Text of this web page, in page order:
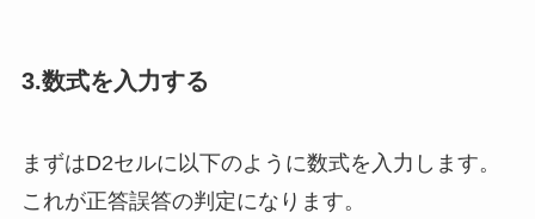
3.数式を入力する
まずはD2セルに以下のように数式を入力します。
これが正答誤答の判定になります。